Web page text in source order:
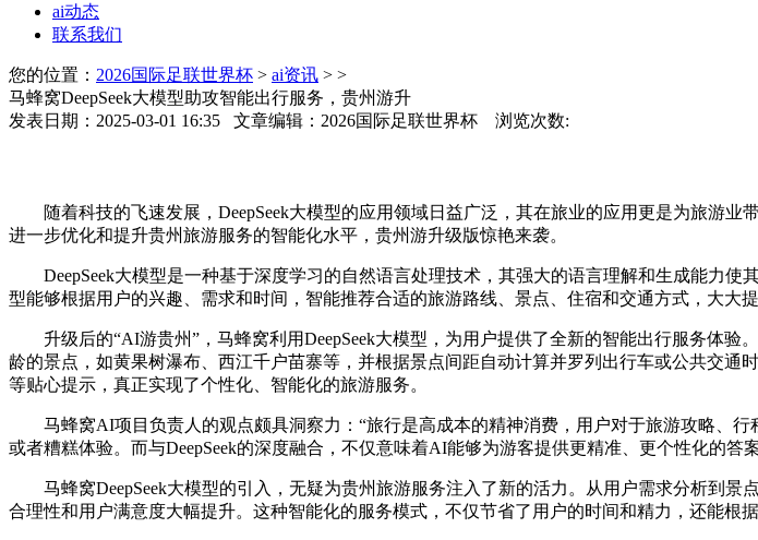
ai动态
联系我们
您的位置： 2026国际足联世界杯 > ai资讯 > >
马蜂窝DeepSeek大模型助攻智能出行服务，贵州游升
发表日期：2025-03-01 16:35 文章编辑：2026国际足联世界杯 浏览次数:
随着科技的飞速发展，DeepSeek大模型的应用领域日益广泛，其在旅业的应用更是为旅游业
进一步优化和提升贵州旅游服务的智能化水平，贵州游升级版惊艳来袭。
DeepSeek大模型是一种基于深度学习的自然语言处理技术，其强大的语言理解和生成能力使
型能够根据用户的兴趣、需求和时间，智能推荐合适的旅游路线、景点、住宿和交通方式，大大
升级后的“AI游贵州”，马蜂窝利用DeepSeek大模型，为用户提供了全新的智能出行服务体验
龄的景点，如黄果树瀑布、西江千户苗寨等，并根据景点间距自动计算并罗列出行车或公共交
等贴心提示，真正实现了个性化、智能化的旅游服务。
马蜂窝AI项目负责人的观点颇具洞察力：“旅行是高成本的精神消费，用户对于旅游攻略、
或者糟糕体验。而与DeepSeek的深度融合，不仅意味着AI能够为游客提供更精准、更个性化的
马蜂窝DeepSeek大模型的引入，无疑为贵州旅游服务注入了新的活力。从用户需求分析到景
合理性和用户满意度大幅提升。这种智能化的服务模式，不仅节省了用户的时间和精力，还能根